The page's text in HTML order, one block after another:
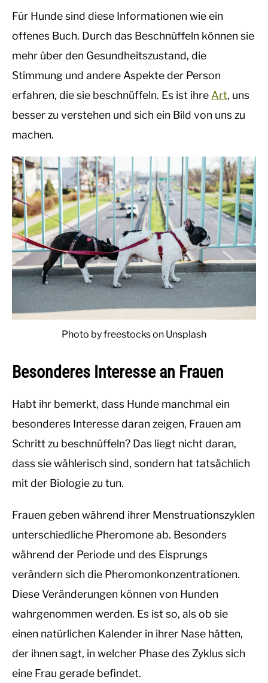
Für Hunde sind diese Informationen wie ein
offenes Buch. Durch das Beschnüffeln können sie
mehr über den Gesundheitszustand, die
Stimmung und andere Aspekte der Person
erfahren, die sie beschnüffeln. Es ist ihre Art, uns
besser zu verstehen und sich ein Bild von uns zu
machen.
Photo by freestocks on Unsplash
Besonderes Interesse an Frauen
Habt ihr bemerkt, dass Hunde manchmal ein
besonderes Interesse daran zeigen, Frauen am
Schritt zu beschnüffeln? Das liegt nicht daran,
dass sie wählerisch sind, sondern hat tatsächlich
mit der Biologie zu tun.
Frauen geben während ihrer Menstruationszyklen
unterschiedliche Pheromone ab. Besonders
während der Periode und des Eisprungs
verändern sich die Pheromonkonzentrationen.
Diese Veränderungen können von Hunden
wahrgenommen werden. Es ist so, als ob sie
einen natürlichen Kalender in ihrer Nase hätten,
der ihnen sagt, in welcher Phase des Zyklus sich
eine Frau gerade befindet.